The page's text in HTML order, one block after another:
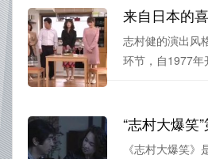
志村健的演出风
环节，自1977年
《志村大爆笑》